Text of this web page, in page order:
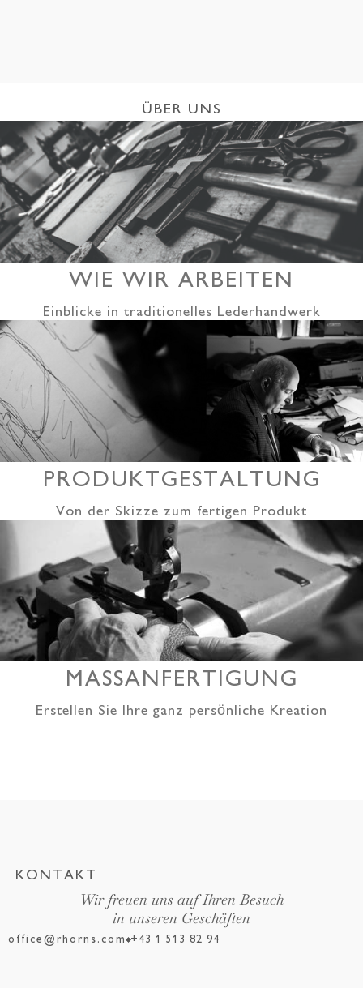
ÜBER UNS
WIE WIR ARBEITEN
Einblicke in traditionelles Lederhandwerk
PRODUKTGESTALTUNG
Von der Skizze zum fertigen Produkt
MASSANFERTIGUNG
Erstellen Sie Ihre ganz persönliche Kreation
KONTAKT
Wir freuen uns auf Ihren Besuch
in unseren Geschäften
office@rhorns.com +43 1 513 82 94